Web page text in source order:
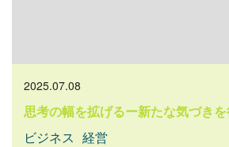
思考の幅を拡げるー新たな気づき
2025.07.08
ビジネス 経営